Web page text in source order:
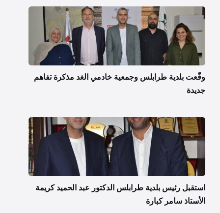
وقّعت بلدية طرابلس وجمعية خادمي الغد مذكرة تفاهم
جديدة
استقبل رئيس بلدية طرابلس الدكتور عبد الحميد كريمة
الأستاذ سامر كبارة